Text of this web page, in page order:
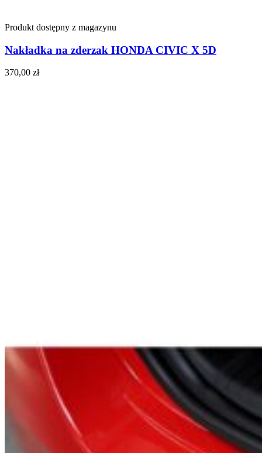
Produkt dostępny z magazynu
Nakładka na zderzak HONDA CIVIC X 5D
370,00 zł